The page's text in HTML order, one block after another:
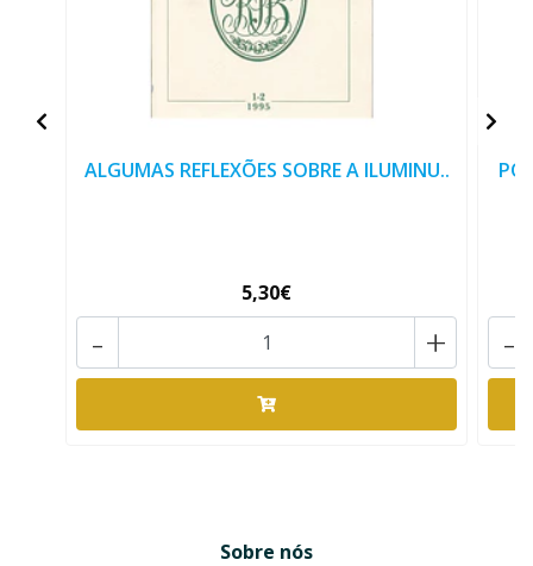
ALGUMAS REFLEXÕES SOBRE A ILUMINU..
5,30€
+
- -
Sobre nós